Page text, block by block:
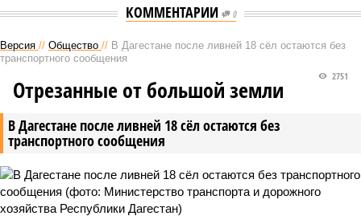
КОММЕНТАРИИ 0
Версия // Общество // В Дагестане после ливней 18 сёл остаются без
транспортного сообщения
В Дагестане после ливней 18 сёл остаются без
транспортного сообщения
2751
Отрезанные от большой земли